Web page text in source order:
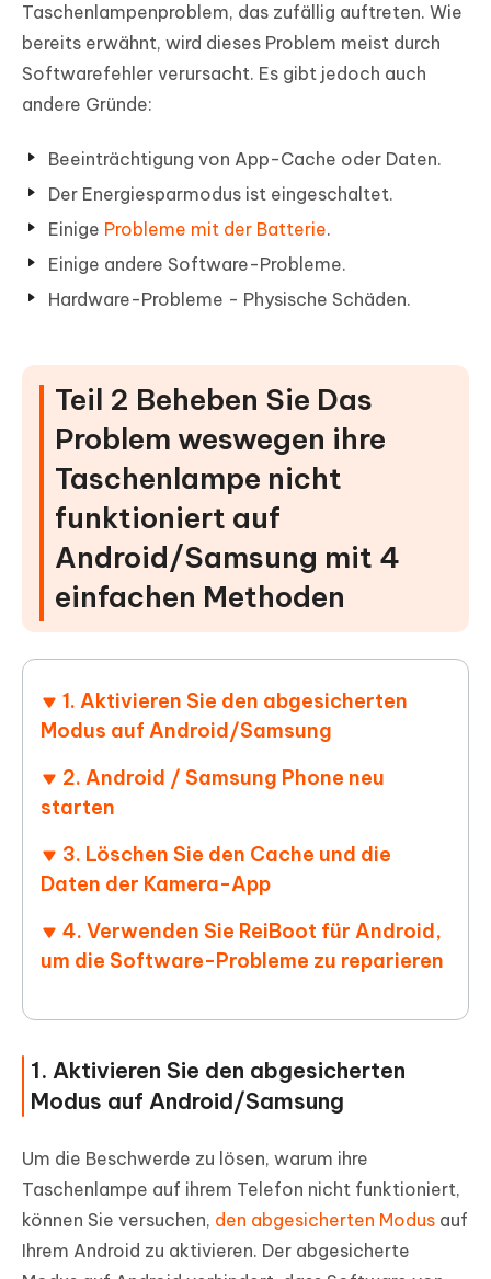
Taschenlampenproblem, das zufällig auftreten. Wie
bereits erwähnt, wird dieses Problem meist durch
Softwarefehler verursacht. Es gibt jedoch auch
andere Gründe:
Beeinträchtigung von App-Cache oder Daten.
Der Energiesparmodus ist eingeschaltet.
Einige Probleme mit der Batterie.
Einige andere Software-Probleme.
Hardware-Probleme - Physische Schäden.
Teil 2 Beheben Sie Das
Problem weswegen ihre
Taschenlampe nicht
funktioniert auf
Android/Samsung mit 4
einfachen Methoden
1. Aktivieren Sie den abgesicherten
Modus auf Android/Samsung
2. Android / Samsung Phone neu
starten
3. Löschen Sie den Cache und die
Daten der Kamera-App
4. Verwenden Sie ReiBoot für Android,
um die Software-Probleme zu reparieren
1. Aktivieren Sie den abgesicherten
Modus auf Android/Samsung
Um die Beschwerde zu lösen, warum ihre
Taschenlampe auf ihrem Telefon nicht funktioniert,
können Sie versuchen, den abgesicherten Modus auf
Ihrem Android zu aktivieren. Der abgesicherte